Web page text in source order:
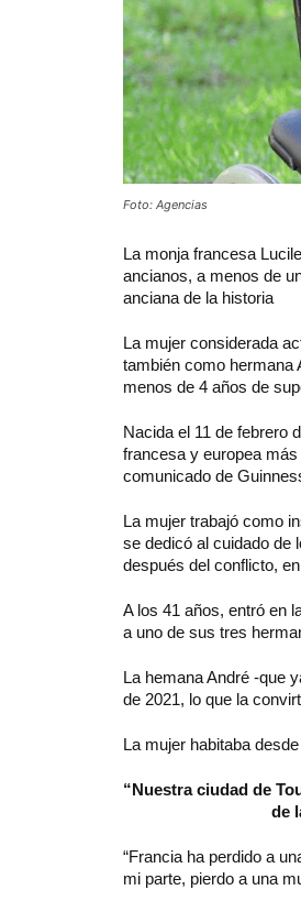
Foto: Agencias
La monja francesa
ancianos, a menos de
anciana de la historia
La mujer considerada
también como hermana
menos de 4 años de
Nacida el 11 de febrero
francesa y europea
comunicado de
La mujer trabajó como
se dedicó al cuidado de
después del conflicto,
A los 41 años, entró en
a uno de sus tres
La hemana André -que
de 2021, lo que la
La mujer habitaba
“Nuestra ciudad de
de
“Francia ha perdido a
mi parte, pierdo a una